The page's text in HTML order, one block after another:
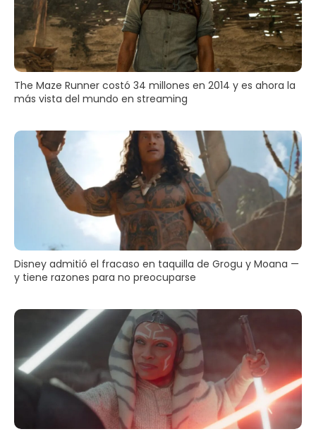
The Maze Runner costó 34 millones en 2014 y es ahora la
más vista del mundo en streaming
Disney admitió el fracaso en taquilla de Grogu y Moana —
y tiene razones para no preocuparse